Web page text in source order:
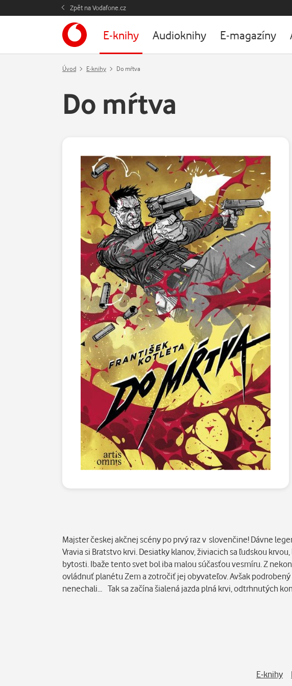
Zpět na Vodafone.cz
E-knihy Audioknihy E-magazíny
Úvod E-knihy Do mŕtva
Do mŕtva
Majster českej akčnej scény po prvý raz v slovenčine! Dávne
Vravia si Bratstvo krvi. Desiatky klanov, živiacich sa ľudskou
bytosti. Ibaže tento svet bol iba malou súčasťou vesmíru. Z
ovládnuť planétu Zem a zotročiť jej obyvateľov. Avšak
nenechali... Tak sa začína šialená jazda plná krvi, odtrhnutých
E-knihy